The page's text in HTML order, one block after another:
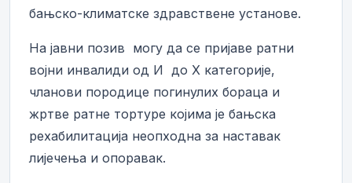
бањско-климатске здравствене установе.
На јавни позив могу да се пријаве ратни
војни инвалиди од И до X категорије,
чланови породице погинулих бораца и
жртве ратне тортуре којима је бањска
рехабилитација неопходна за наставак
лијечења и опоравак.